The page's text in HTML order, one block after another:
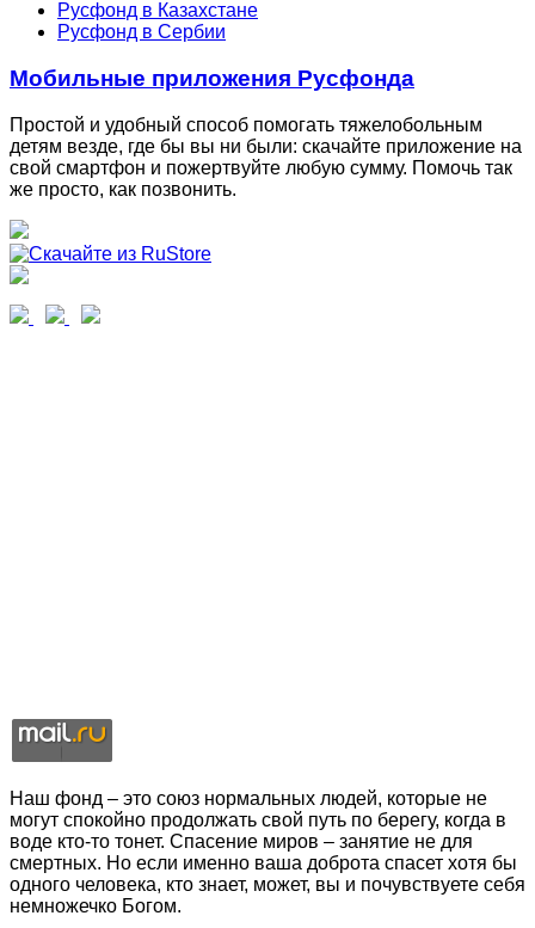
Русфонд в Казахстане
Русфонд в Сербии
Мобильные приложения Русфонда
Простой и удобный способ помогать тяжелобольным
детям везде, где бы вы ни были: скачайте приложение на
свой смартфон и пожертвуйте любую сумму. Помочь так
же просто, как позвонить.
Наш фонд – это союз нормальных людей, которые не
могут спокойно продолжать свой путь по берегу, когда в
воде кто-то тонет. Спасение миров – занятие не для
смертных. Но если именно ваша доброта спасет хотя бы
одного человека, кто знает, может, вы и почувствуете себя
немножечко Богом.